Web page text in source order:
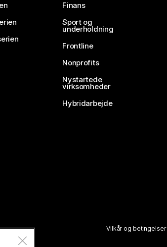
Finans
Sport og
underholdning
Frontline
Nonprofits
Nystartede
virksomheder
Hybridarbejde
Vilkår og betingelser